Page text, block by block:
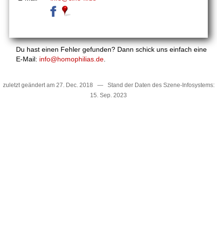
Du hast einen Fehler gefunden? Dann schick uns einfach eine
E-Mail: info@homophilias.de.
zuletzt geändert am 27. Dec. 2018 — Stand der Daten des Szene-Infosystems:
15. Sep. 2023